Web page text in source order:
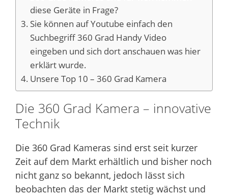
diese Geräte in Frage?
Sie können auf Youtube einfach den
Suchbegriff 360 Grad Handy Video
eingeben und sich dort anschauen was hier
erklärt wurde.
Unsere Top 10 – 360 Grad Kamera
Die 360 Grad Kamera – innovative
Technik
Die 360 Grad Kameras sind erst seit kurzer
Zeit auf dem Markt erhältlich und bisher noch
nicht ganz so bekannt, jedoch lässt sich
beobachten das der Markt stetig wächst und